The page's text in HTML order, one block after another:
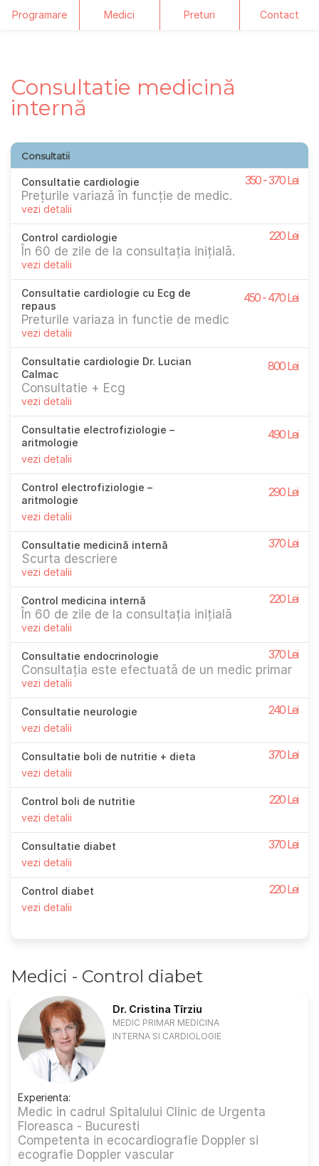
content
Programare Medici Preturi Contact
Consultatie medicină
internă
Consultatii
Consultatie cardiologie
350 - 370 Lei
Prețurile variază în funcție de medic.
vezi detalii
Control cardiologie
220 Lei
În 60 de zile de la consultația inițială.
vezi detalii
Consultatie cardiologie cu Ecg de
repaus
450 - 470 Lei
Preturile variaza in functie de medic
vezi detalii
Consultatie cardiologie Dr. Lucian
Calmac
800 Lei
Consultatie + Ecg
vezi detalii
Consultatie electrofiziologie –
aritmologie
490 Lei
vezi detalii
Control electrofiziologie –
aritmologie
290 Lei
vezi detalii
Consultatie medicină internă
370 Lei
Scurta descriere
vezi detalii
Control medicina internă
220 Lei
În 60 de zile de la consultația inițială
vezi detalii
Consultatie endocrinologie
370 Lei
Consultația este efectuată de un medic primar
vezi detalii
Consultatie neurologie 240 Lei
vezi detalii
Consultatie boli de nutritie + dieta 370 Lei
vezi detalii
Control boli de nutritie 220 Lei
vezi detalii
Consultatie diabet 370 Lei
vezi detalii
Control diabet 220 Lei
vezi detalii
Medici - Control diabet
Dr. Cristina Tîrziu
MEDIC PRIMAR MEDICINA
INTERNA SI CARDIOLOGIE
Experienta:
Medic in cadrul Spitalului Clinic de Urgenta
Floreasca - Bucuresti
Competenta in ecocardiografie Doppler si
ecografie Doppler vascular